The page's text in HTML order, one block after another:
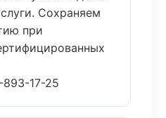
Сохраняем
при
17-25